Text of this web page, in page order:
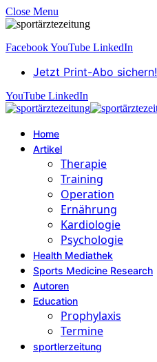
Close Menu
FacebookYouTube LinkedIn
Jetzt Print-Abo sichern!
YouTube LinkedIn
Home
Artikel
Therapie
Training
Operation
Ernährung
Kardiologie
Psychologie
Health Mediathek
Sports Medicine Research
Autoren
Education
Prophylaxis
Termine
sportlerzeitung